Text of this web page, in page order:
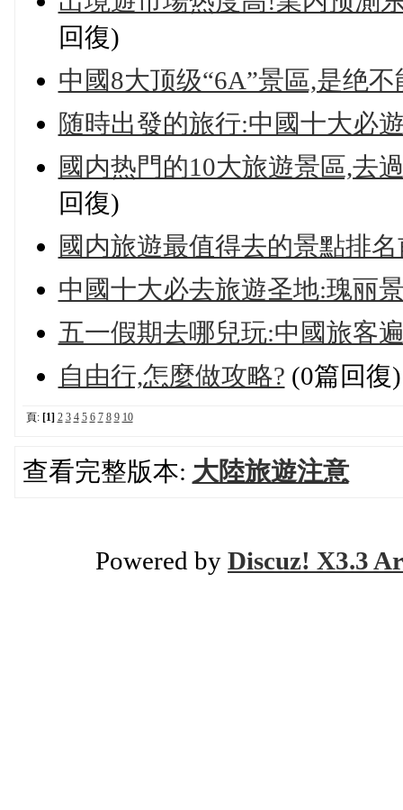
回復)
中國8大顶级“6A”景區,是绝
随時出發的旅行:中國十大必
國内热門的10大旅遊景區,去
回復)
國内旅遊最值得去的景點排
中國十大必去旅遊圣地:瑰丽
五一假期去哪兒玩:中國旅客
自由行,怎麼做攻略? (0篇回復)
頁: [1] 2 3 4 5 6 7 8 9 10
查看完整版本: 大陸旅遊注意
Powered by Discuz! X3.3